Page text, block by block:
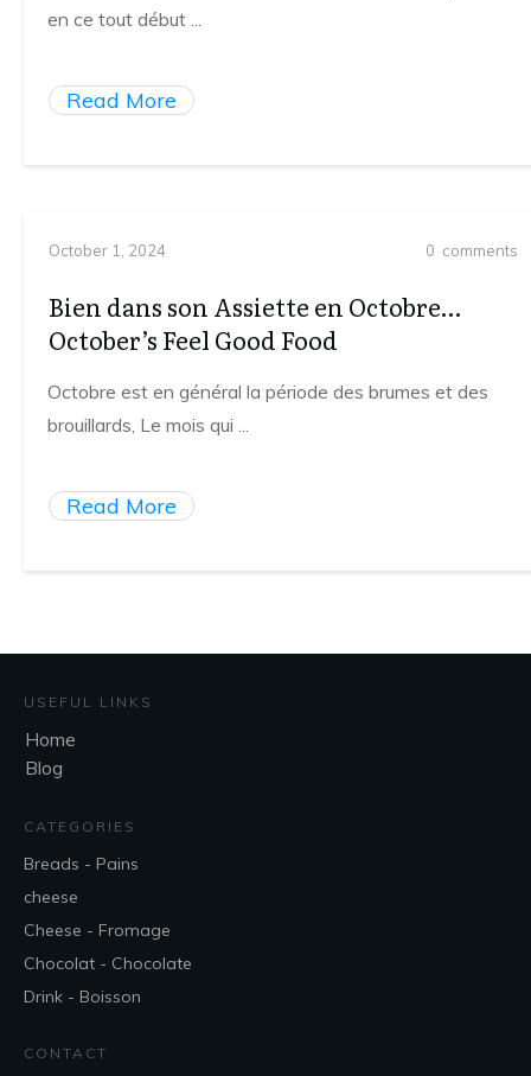
en ce tout début ...
Read More
October 1, 2024 0 comments
Bien dans son Assiette en Octobre…
October’s Feel Good Food
Octobre est en général la période des brumes et des
brouillards, Le mois qui ...
Read More
USEFUL LINKS
Home
Blog
CATEGORIES
Breads - Pains
cheese
Cheese - Fromage
Chocolat - Chocolate
Drink - Boisson
CONTACT